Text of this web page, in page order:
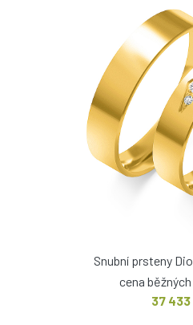
Snubní prsteny
cena
37 433